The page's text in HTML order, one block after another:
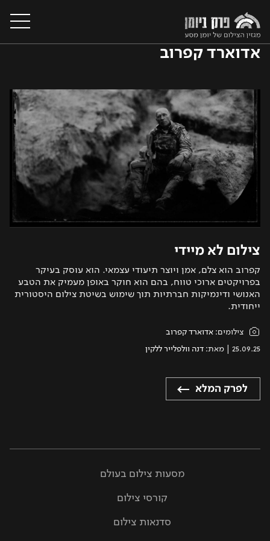
על המגזין
מסעות צילום בעולם
קורסי צילום
סדנאות צילום
אדוארד קפרוב
צילום לא מיידי
קפרוב הוא צלם, אמן ויוצר תיעודי עצמאי. הוא עוסק בעיקר
בפרויקטים ארוכי טווח, בהם הוא חוקר באופן מעמיק את הטבע
האנושי ודינמיקות חברתיות תוך שימוש בשיטת צילום היסטורית
ייחודית.
צילומים: אדוארד קפרוב
25.09.25 | מאת: דנה וולפלייר ללקין
לפרק המלא
מסעות צילום בעולם
קורסי צילום
סדנאות צילום